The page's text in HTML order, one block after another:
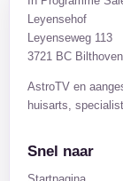
Leyensehof
Leyenseweg 113
3721 BC Bilthoven
AstroTV en
huisarts,
Snel naar